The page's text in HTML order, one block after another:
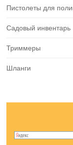
Пистолеты для
Садовый инвентарь
Триммеры
Шланги